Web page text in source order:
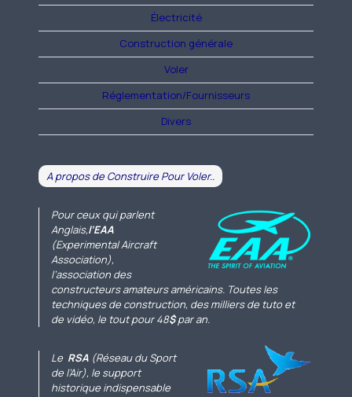
Électricité
Construction générale
Voler
Réglementation/Fournisseurs
Divers
A propos de Construire Pour Voler..
Pour ceux qui parlent
Anglais,l’EAA
(Experimental Aircraft
Association),
l’association des
constructeurs amateurs américains. Toutes les
techniques de construction, des milliers de tuto et
de vidéo, le tout pour 48$par an.
Le RSA (Réseau du Sport
de l’Air), le support
historique indispensable